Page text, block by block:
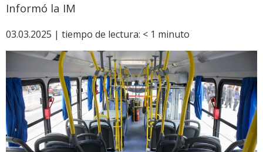
Informó la IM
03.03.2025 | tiempo de lectura: < 1 minuto